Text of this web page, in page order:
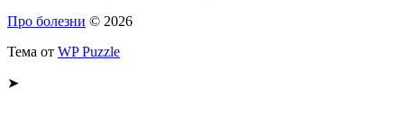
Про болезни © 2026
Тема от WP Puzzle
➤